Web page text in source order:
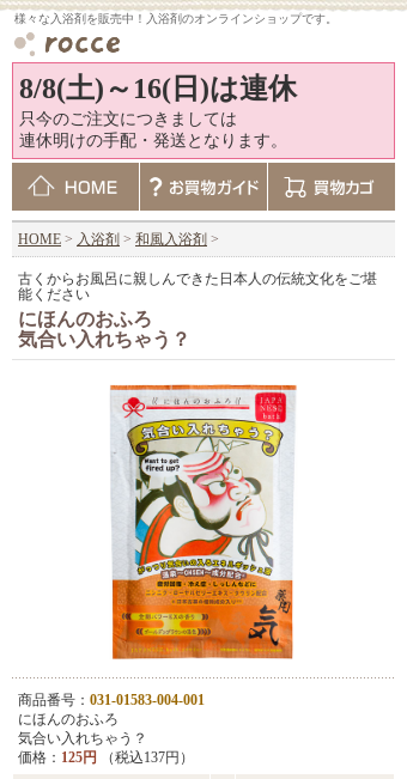
様々な入浴剤を販売中！入浴剤のオンラインショップです。
8/8(土)～16(日)は連休
只今のご注文につきましては
連休明けの手配・発送となります。
HOME > 入浴剤 > 和風入浴剤 >
古くからお風呂に親しんできた日本人の伝統文化をご堪
能ください
にほんのおふろ
気合い入れちゃう？
商品番号： 031-01583-004-001
にほんのおふろ
気合い入れちゃう？
価格： 125円
（税込137円）